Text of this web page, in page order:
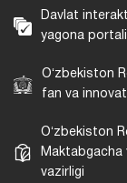
Davlat
yagona portali
Oʻzbekiston
fan va
Oʻzbekiston
Maktabgacha
vazirligi